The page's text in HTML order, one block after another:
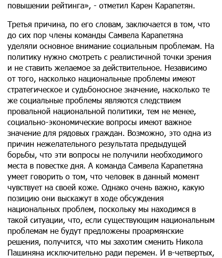
повышении рейтинга», - отметил Карен Карапетян.
Третья причина, по его словам, заключается в том, что
до сих пор члены команды Самвела Карапетяна
уделяли основное внимание социальным проблемам. На
политику нужно смотреть с реалистичной точки зрения
и не ставить желаемое за действительное. Независимо
от того, насколько национальные проблемы имеют
стратегическое и судьбоносное значение, насколько те
же социальные проблемы являются следствием
провальной национальной политики, тем не менее,
социально-экономические вопросы имеют важное
значение для рядовых граждан. Возможно, это одна из
причин нежелательного результата предыдущей
борьбы, что эти вопросы не получили необходимого
места в повестке дня. А команда Самвела Карапетяна
умеет говорить о том, что человек в данный момент
чувствует на своей коже. Однако очень важно, какую
позицию они выскажут в ходе обсуждения
национальных проблем, поскольку мы находимся в
такой ситуации, что, если существующим национальным
проблемам не будут предложены проармянские
решения, получится, что мы захотим сменить Никола
Пашиняна исключительно ради перемен. И в-четвертых,